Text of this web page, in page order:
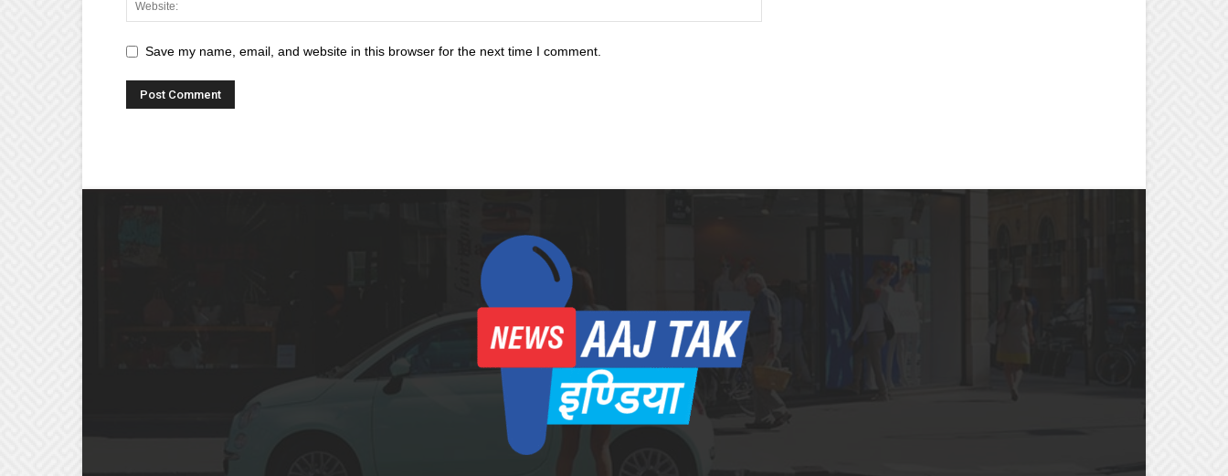
Save my name, email, and website in this browser for the next time I comment.